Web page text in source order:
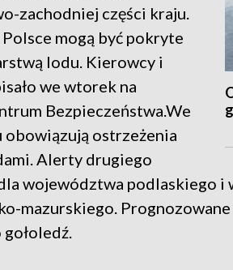
zachodniej części kraju.
mogą być pokryte
lodu. Kierowcy i
we wtorek na
Bezpieczeństwa.We
ostrzeżenia
Alerty drugiego
województwa podlaskiego i
mazurskiego. Prognozowane